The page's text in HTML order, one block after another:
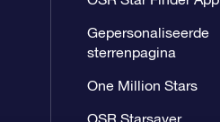
Gepersonaliseerde
sterrenpagina
One Million Stars
OSR Starsaver